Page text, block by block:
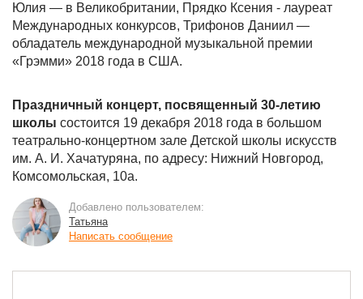
Юлия — в Великобритании, Прядко Ксения - лауреат
Международных конкурсов, Трифонов Даниил —
обладатель международной музыкальной премии
«Грэмми» 2018 года в США.
Праздничный концерт, посвященный 30-летию
школы состоится 19 декабря 2018 года в большом
театрально-концертном зале Детской школы искусств
им. А. И. Хачатуряна, по адресу: Нижний Новгород,
Комсомольская, 10а.
Добавлено пользователем:
Татьяна
Написать сообщение